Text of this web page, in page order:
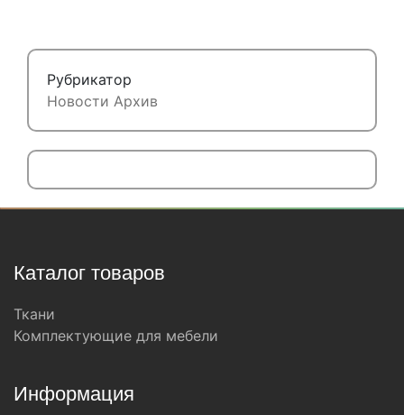
Рубрикатор
Новости Архив
Каталог товаров
Ткани
Комплектующие для мебели
Информация